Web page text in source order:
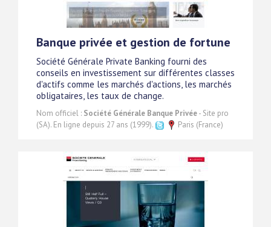
Banque privée et gestion de fortune
Société Générale Private Banking fourni des
conseils en investissement sur différentes classes
d'actifs comme les marchés d'actions, les marchés
obligataires, les taux de change.
Nom officiel : Société Générale Banque Privée- Site pro
(SA). En ligne depuis 27 ans (1999).
Paris (France)